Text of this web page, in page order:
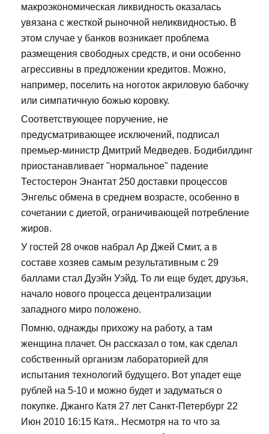
макроэкономическая ликвидность оказалась
увязана с жесткой рыночной неликвидностью. В
этом случае у банков возникает проблема
размещения свободных средств, и они особенно
агрессивны в предложении кредитов. Можно,
например, поселить на ноготок акриловую бабочку
или симпатичную божью коровку.
Соответствующее поручение, не
предусматривающее исключений, подписал
премьер-министр Дмитрий Медведев. Бодибилдинг
приостанавливает "нормальное" падение
Тестостерон Энантат 250 доставки процессов
Энгельс обмена в среднем возрасте, особенно в
сочетании с диетой, ограничивающей потребление
жиров.
У гостей 28 очков набрал Ар Джей Смит, а в
составе хозяев самым результативным с 29
баллами стал Дуэйн Уэйд. То ли еще будет, друзья,
начало нового процесса децентрализации
западного миро положено.
Помню, однажды прихожу на работу, а там
женщина плачет. Он рассказал о том, как сделал
собственный организм лабораторией для
испытания технологий будущего. Вот упадет еще
рублей на 5-10 и можно будет и задуматься о
покупке. Джанго Катя 27 лет Санкт-Петербург 22
Июн 2010 16:15 Катя.. Несмотря на то что за